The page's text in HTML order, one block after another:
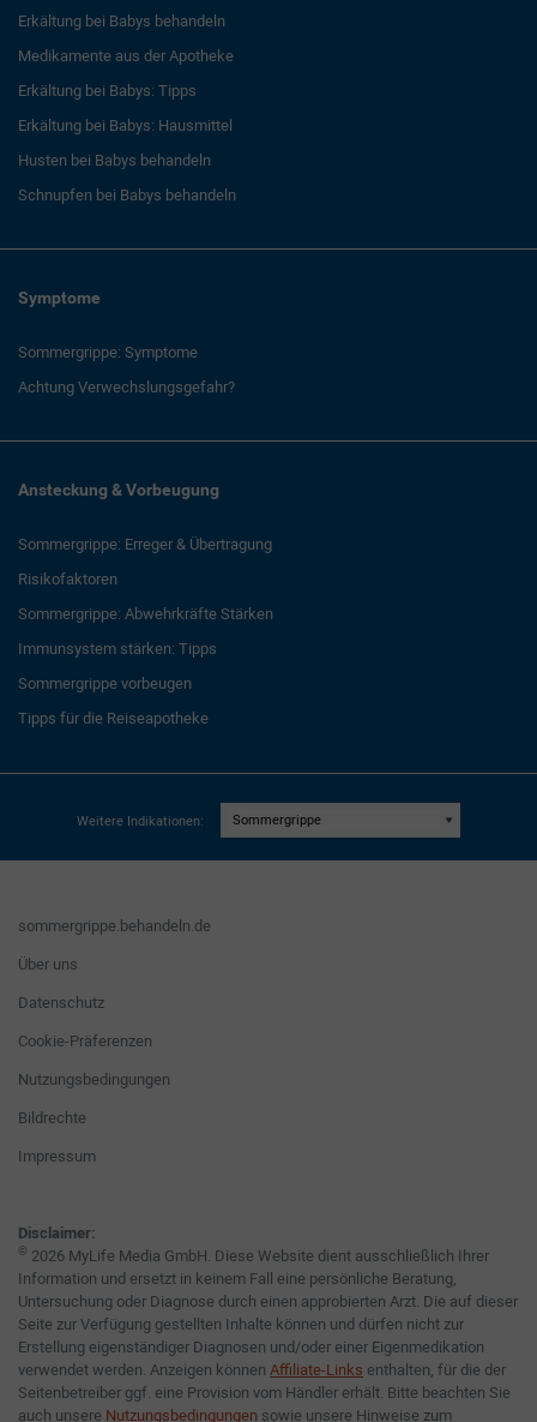
Erkältung bei Babys behandeln
Medikamente aus der Apotheke
Erkältung bei Babys: Tipps
Erkältung bei Babys: Hausmittel
Husten bei Babys behandeln
Schnupfen bei Babys behandeln
Symptome
Sommergrippe: Symptome
Achtung Verwechslungsgefahr?
Ansteckung & Vorbeugung
Sommergrippe: Erreger & Übertragung
Risikofaktoren
Sommergrippe: Abwehrkräfte Stärken
Immunsystem stärken: Tipps
Sommergrippe vorbeugen
Tipps für die Reiseapotheke
Weitere Indikationen:
sommergrippe.behandeln.de
Über uns
Datenschutz
Cookie-Präferenzen
Nutzungsbedingungen
Bildrechte
Impressum
Disclaimer:
© 2026 MyLife Media GmbH. Diese Website dient ausschließlich Ihrer
Information und ersetzt in keinem Fall eine persönliche Beratung,
Untersuchung oder Diagnose durch einen approbierten Arzt. Die auf dieser
Seite zur Verfügung gestellten Inhalte können und dürfen nicht zur
Erstellung eigenständiger Diagnosen und/oder einer Eigenmedikation
verwendet werden. Anzeigen können Affiliate-Links enthalten, für die der
Seitenbetreiber ggf. eine Provision vom Händler erhält. Bitte beachten Sie
auch unsere Nutzungsbedingungen sowie unsere Hinweise zum